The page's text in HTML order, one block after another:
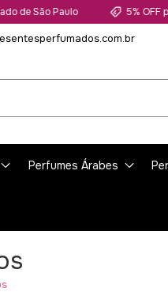
Paulo 5% OFF
Perfumes Árabes